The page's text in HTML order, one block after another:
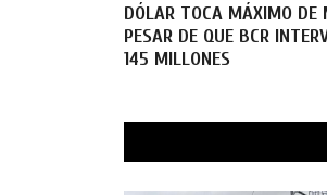
DÓLAR TOCA MÁXIMO
PESAR DE QUE BCR
145 MILLONES